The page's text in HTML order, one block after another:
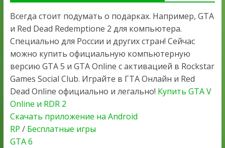
Всегда стоит подумать о подарках. Например, GTA
и Red Dead Redemptione 2 для компьютера.
Специально для России и других стран! Сейчас
можно купить официальную компьютерную
версию GTA 5 и GTA Online с активацией в Rockstar
Games Social Club. Играйте в ГТА Онлайн и Red
Dead Online официально и легально! Купить GTA V
Online и RDR 2
Скачать приложение на Android
RP / Бесплатные игры
GTA 6